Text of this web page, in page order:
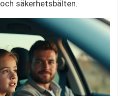
och säkerhetsbälten.